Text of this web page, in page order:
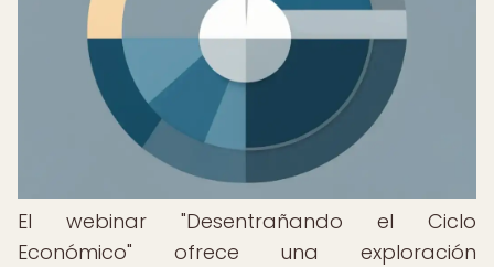
El webinar "Desentrañando el Ciclo
Económico" ofrece una exploración